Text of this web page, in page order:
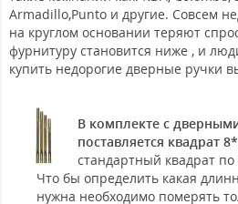
Armadillo,Punto и другие. Совсем
на круглом основании теряют
фурнитуру становится ниже , и
купить недорогие дверные ручки
В комплекте с
поставляется квадрат
стандартный квадрат
Что бы определить какая
нужна необходимо померять